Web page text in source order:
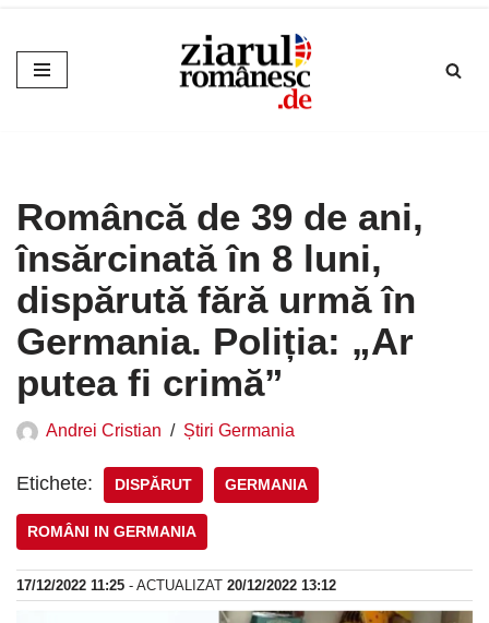
Sari
la
Româncă de 39 de ani,
însărcinată în 8 luni,
dispărută fără urmă în
Germania. Poliția: „Ar
putea fi crimă”
Andrei Cristian Știri Germania
Etichete: DISPĂRUT GERMANIA
ROMÂNI IN GERMANIA
17/12/2022 11:25 - ACTUALIZAT 20/12/2022 13:12